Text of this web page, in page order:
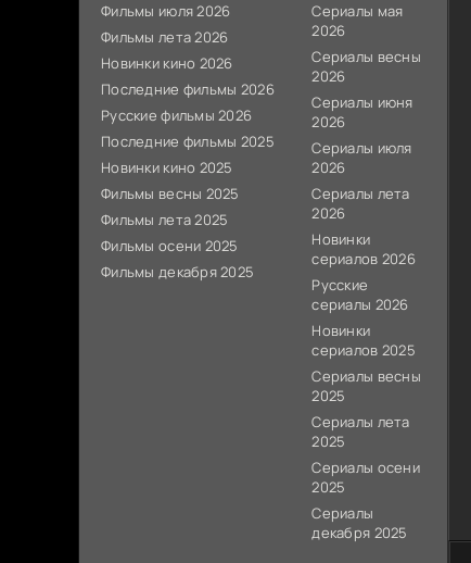
Фильмы июля 2026
Фильмы лета 2026
Новинки кино 2026
Последние фильмы 2026
Русские фильмы 2026
Последние фильмы 2025
Новинки кино 2025
Фильмы весны 2025
Фильмы лета 2025
Фильмы осени 2025
Фильмы декабря 2025
Сериалы мая
2026
Сериалы весны
2026
Сериалы июня
2026
Сериалы июля
2026
Сериалы лета
2026
Новинки
сериалов 2026
Русские
сериалы 2026
Новинки
сериалов 2025
Сериалы весны
2025
Сериалы лета
2025
Сериалы осени
2025
Сериалы
декабря 2025